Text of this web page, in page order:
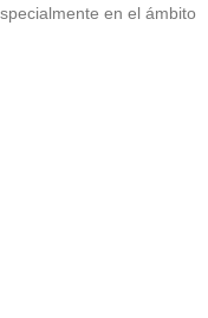
en el ámbito